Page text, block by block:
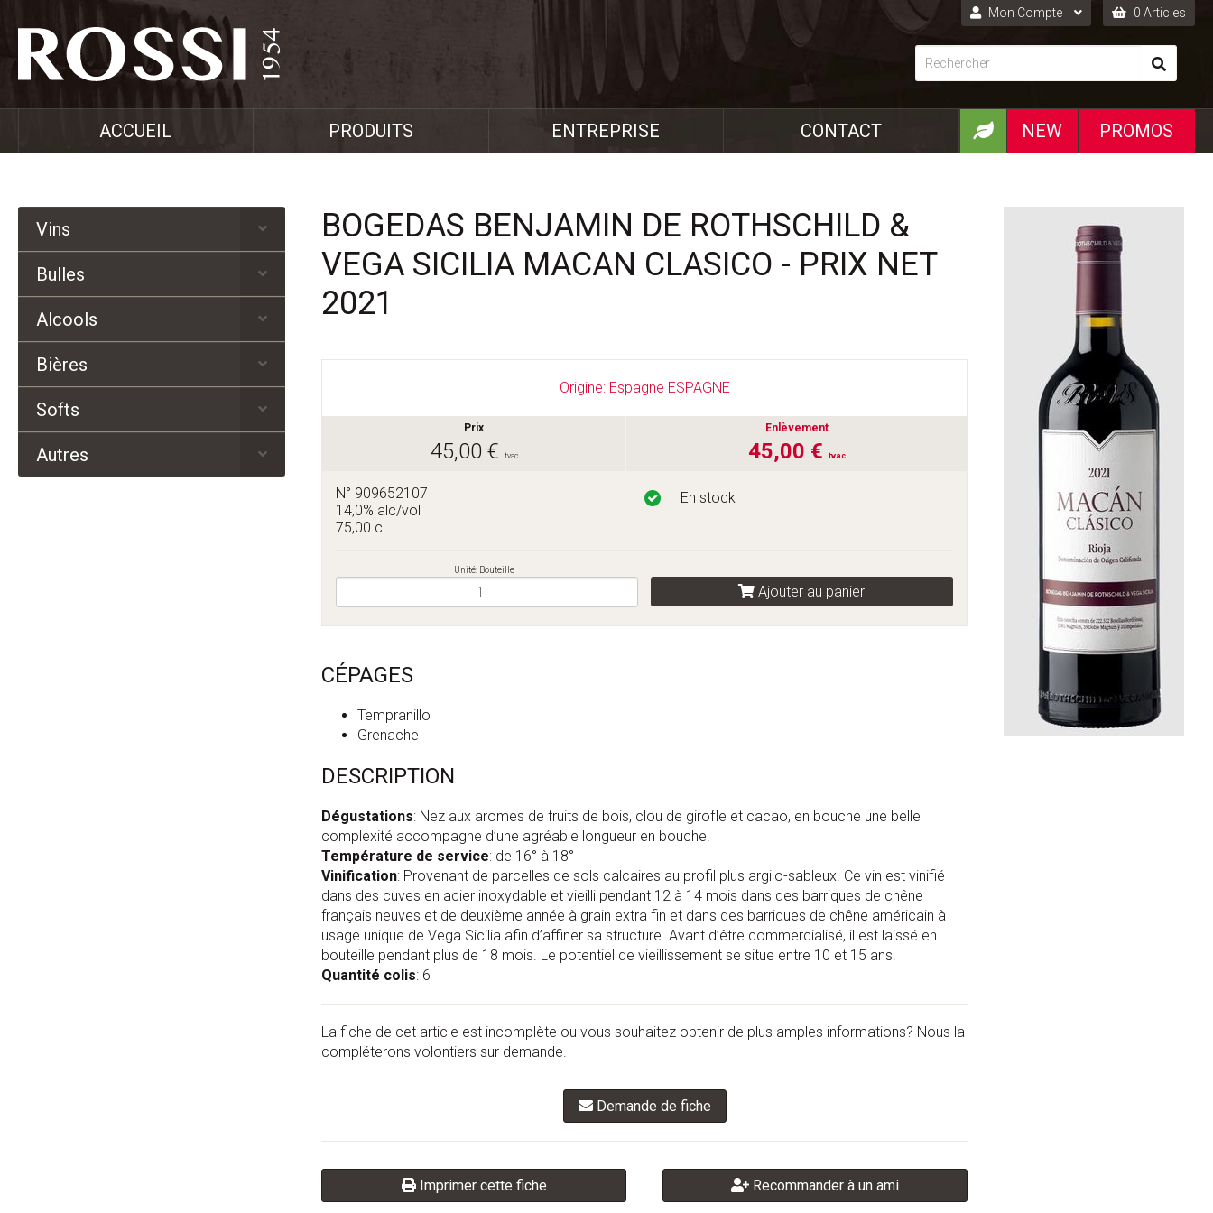
Mon Compte
Connexion
Inscription
0 Articles
ACCUEIL PRODUITS ENTREPRISE CONTACT PROMOS
NEW
BOGEDAS BENJAMIN DE ROTHSCHILD &
VEGA SICILIA MACAN CLASICO - PRIX NET
2021
Origine: Espagne ESPAGNE
Prix
45,00 € tvac
Enlèvement
45,00 € tvac
En stock
N° 909652107
14,0% alc/vol
75,00 cl
Unité: Bouteille
Ajouter au panier
CÉPAGES
Tempranillo
Grenache
DESCRIPTION
Dégustations: Nez aux aromes de fruits de bois, clou de girofle et cacao, en bouche une belle
complexité accompagne d’une agréable longueur en bouche.
Température de service: de 16° à 18°
Vinification: Provenant de parcelles de sols calcaires au profil plus argilo-sableux. Ce vin est vinifié
dans des cuves en acier inoxydable et vieilli pendant 12 à 14 mois dans des barriques de chêne
français neuves et de deuxième année à grain extra fin et dans des barriques de chêne américain à
usage unique de Vega Sicilia afin d’affiner sa structure. Avant d’être commercialisé, il est laissé en
bouteille pendant plus de 18 mois. Le potentiel de vieillissement se situe entre 10 et 15 ans.
Quantité colis: 6
La fiche de cet article est incomplète ou vous souhaitez obtenir de plus amples informations? Nous la
compléterons volontiers sur demande.
Demande de fiche
Imprimer cette fiche Recommander à un ami
Vins
Bulles
Alcools
Bières
Softs
Autres